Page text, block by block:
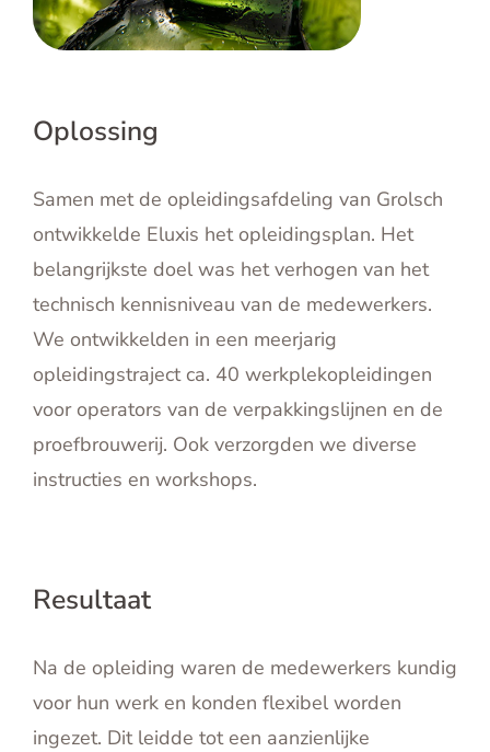
Oplossing
Samen met de opleidingsafdeling van Grolsch
ontwikkelde Eluxis het opleidingsplan. Het
belangrijkste doel was het verhogen van het
technisch kennisniveau van de medewerkers.
We ontwikkelden in een meerjarig
opleidingstraject ca. 40 werkplekopleidingen
voor operators van de verpakkingslijnen en de
proefbrouwerij. Ook verzorgden we diverse
instructies en workshops.
Resultaat
Na de opleiding waren de medewerkers kundig
voor hun werk en konden flexibel worden
ingezet. Dit leidde tot een aanzienlijke